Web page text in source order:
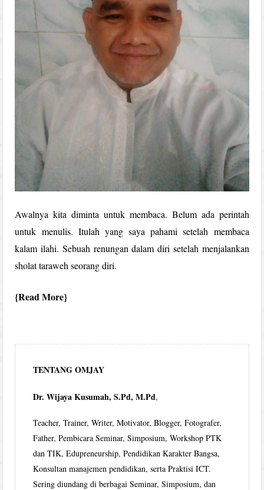
Awalnya kita diminta untuk membaca. Belum ada perintah
untuk menulis. Itulah yang saya pahami setelah membaca
kalam ilahi. Sebuah renungan dalam diri setelah menjalankan
sholat taraweh seorang diri.
Read More
TENTANG OMJAY
Dr. Wijaya Kusumah, S.Pd, M.Pd,
Teacher, Trainer, Writer, Motivator, Blogger, Fotografer,
Father, Pembicara Seminar, Simposium, Workshop PTK
dan TIK, Edupreneurship, Pendidikan Karakter Bangsa,
Konsultan manajemen pendidikan, serta Praktisi ICT.
Sering diundang di berbagai Seminar, Simposium, dan